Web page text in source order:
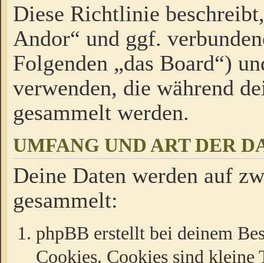
Diese Richtlinie
Andor“ und ggf.
Folgenden „das Board“)
verwenden, die während
gesammelt werden.
UMFANG UND ART DER
Deine Daten werden auf
gesammelt:
phpBB erstellt bei deinem
Cookies. Cookies sind kleine